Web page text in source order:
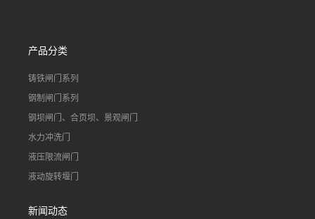
产品分类
铸铁闸门系列
钢制闸门系列
钢坝闸门、合页坝、景观闸门
水力冲洗门
液压限流闸门
液动旋转堰门
新闻动态